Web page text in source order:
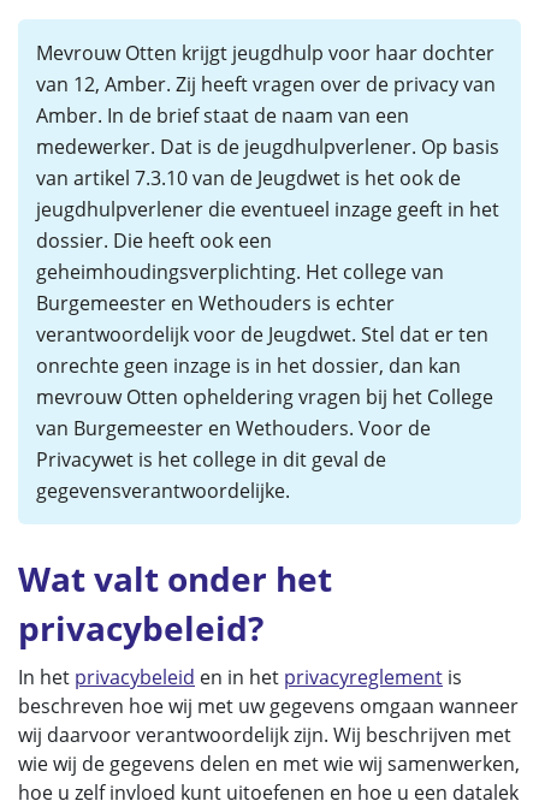
Mevrouw Otten krijgt jeugdhulp voor haar dochter
van 12, Amber. Zij heeft vragen over de privacy van
Amber. In de brief staat de naam van een
medewerker. Dat is de jeugdhulpverlener. Op basis
van artikel 7.3.10 van de Jeugdwet is het ook de
jeugdhulpverlener die eventueel inzage geeft in het
dossier. Die heeft ook een
geheimhoudingsverplichting. Het college van
Burgemeester en Wethouders is echter
verantwoordelijk voor de Jeugdwet. Stel dat er ten
onrechte geen inzage is in het dossier, dan kan
mevrouw Otten opheldering vragen bij het College
van Burgemeester en Wethouders. Voor de
Privacywet is het college in dit geval de
gegevensverantwoordelijke.
Wat valt onder het
privacybeleid?
In het privacybeleid en in het privacyreglement is
beschreven hoe wij met uw gegevens omgaan wanneer
wij daarvoor verantwoordelijk zijn. Wij beschrijven met
wie wij de gegevens delen en met wie wij samenwerken,
hoe u zelf invloed kunt uitoefenen en hoe u een datalek